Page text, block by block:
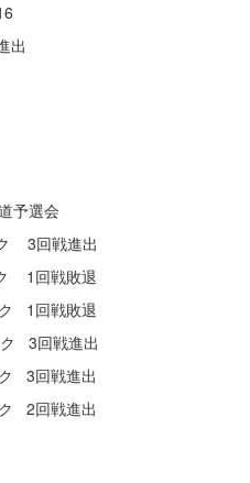
出
予選会
3回戦進出
戦敗退
戦敗退
3回戦進出
戦進出
戦進出